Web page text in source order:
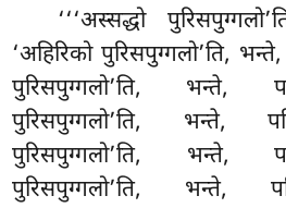
‘‘‘अस्सद्धो
‘अहिरिको पुरिसपुग्गलो’ति,
पुरिसपुग्गलो’ति, भन्ते,
पुरिसपुग्गलो’ति, भन्ते,
पुरिसपुग्गलो’ति, भन्ते,
पुरिसपुग्गलो’ति, भन्ते,